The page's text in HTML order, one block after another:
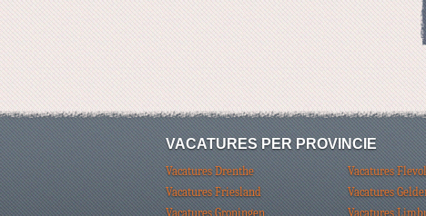
VACATURES PER PROVINCIE
Vacatures Drenthe
Vacatures
Vacatures Friesland
Vacatures
Vacatures Groningen
Vacatures